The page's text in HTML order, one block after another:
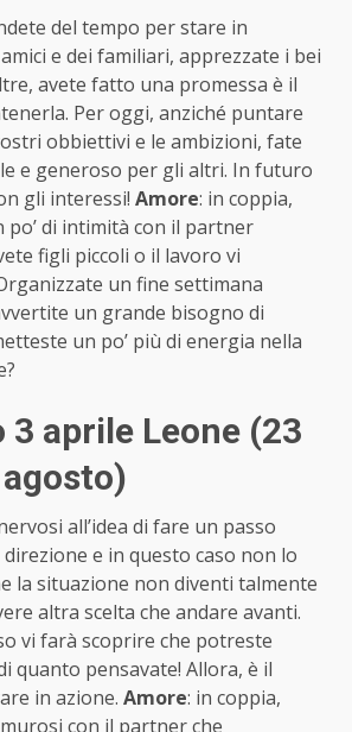
del tempo per stare in
e dei familiari, apprezzate i bei
avete fatto una promessa è il
Per oggi, anziché puntare
obbiettivi e le ambizioni, fate
e generoso per gli altri. In futuro
gli interessi! Amore: in coppia,
di intimità con il partner
figli piccoli o il lavoro vi
un fine settimana
un grande bisogno di
un po’ più di energia nella
3 aprile Leone (23
all’idea di fare un passo
e in questo caso non lo
la situazione non diventi talmente
altra scelta che andare avanti.
vi farà scoprire che potreste
quanto pensavate! Allora, è il
in azione. Amore: in coppia,
con il partner che